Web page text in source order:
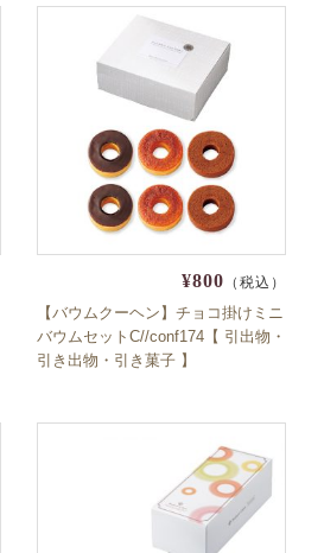
¥800 （税込）
【バウムクーヘン】チョコ掛けミニ
バウムセットC//conf174【 引出物・
引き出物・引き菓子 】